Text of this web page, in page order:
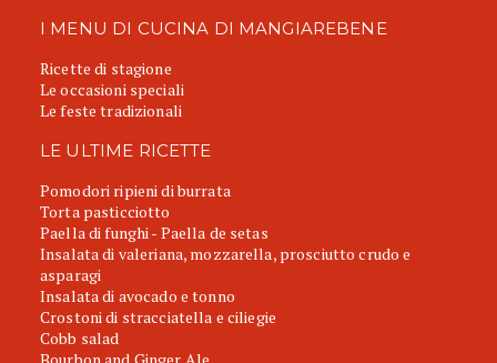
I MENU DI CUCINA DI MANGIAREBENE
Ricette di stagione
Le occasioni speciali
Le feste tradizionali
LE ULTIME RICETTE
Pomodori ripieni di burrata
Torta pasticciotto
Paella di funghi - Paella de setas
Insalata di valeriana, mozzarella, prosciutto crudo e
asparagi
Insalata di avocado e tonno
Crostoni di stracciatella e ciliegie
Cobb salad
Bourbon and Ginger Ale